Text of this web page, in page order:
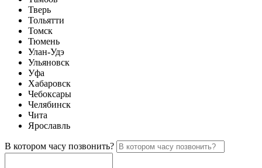
Тверь
Тольятти
Томск
Тюмень
Улан-Удэ
Ульяновск
Уфа
Хабаровск
Чебоксары
Челябинск
Чита
Ярославль
В котором часу позвонить?